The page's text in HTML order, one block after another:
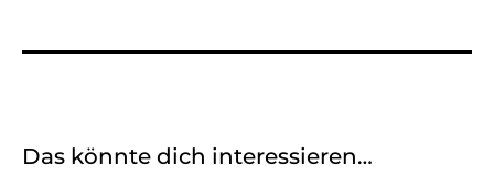
Das könnte dich interessieren…